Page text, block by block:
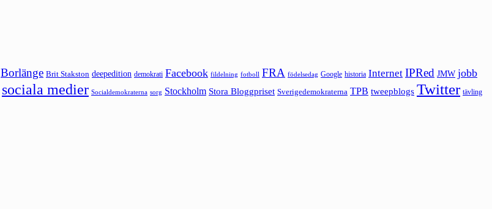
Borlänge Brit Stakston deepedition demokrati Facebook fildelning fotboll FRA födelsedag Google historia Internet IPRed JMW jobb
sociala medier Socialdemokraterna sorg Stockholm Stora Bloggpriset Sverigedemokraterna TPB tweepblogs Twitter tävling